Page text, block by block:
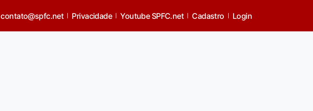
contato@spfc.net Privacidade Youtube SPFC.net Cadastro Login